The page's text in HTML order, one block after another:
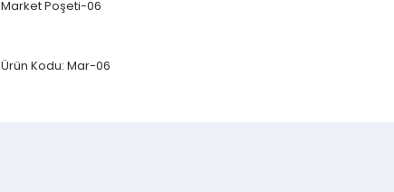
Market Poşeti-06
Ürün Kodu: Mar-06